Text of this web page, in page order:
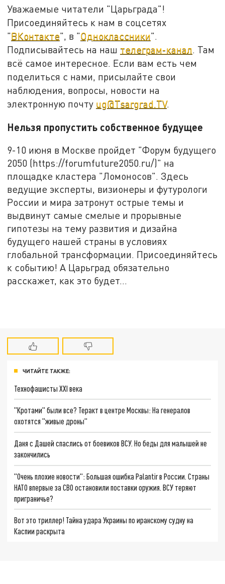
Уважаемые читатели "Царьграда"!
Присоединяйтесь к нам в соцсетях
"ВКонтакте", в "Одноклассники".
Подписывайтесь на наш телеграм-канал. Там
всё самое интересное. Если вам есть чем
поделиться с нами, присылайте свои
наблюдения, вопросы, новости на
электронную почту ug@Tsargrad.TV.
Нельзя пропустить собственное будущее
9-10 июня в Москве пройдет "Форум будущего
2050 (https://forumfuture2050.ru/)" на
площадке кластера "Ломоносов". Здесь
ведущие эксперты, визионеры и футурологи
России и мира затронут острые темы и
выдвинут самые смелые и прорывные
гипотезы на тему развития и дизайна
будущего нашей страны в условиях
глобальной трансформации. Присоединяйтесь
к событию! А Царьград обязательно
расскажет, как это будет...
ЧИТАЙТЕ ТАКЖЕ:
Технофашисты XXI века
"Кротами" были все? Теракт в центре Москвы: На генералов
охотятся "живые дроны"
Даня с Дашей спаслись от боевиков ВСУ. Но беды для малышей не
закончились
"Очень плохие новости": Большая ошибка Palantir в России. Страны
НАТО впервые за СВО остановили поставки оружия. ВСУ теряют
приграничье?
Вот это триллер! Тайна удара Украины по иранскому судну на
Каспии раскрыта